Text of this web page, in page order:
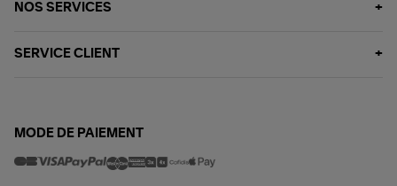
NOS SERVICES
SERVICE CLIENT
MODE DE PAIEMENT